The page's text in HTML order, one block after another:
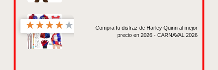
★★★★★
Compra tu disfraz de Harley Quinn al mejor
precio en 2026 - CARNAVAL 2026